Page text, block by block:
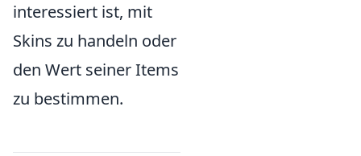
interessiert ist, mit
Skins zu handeln oder
den Wert seiner Items
zu bestimmen.